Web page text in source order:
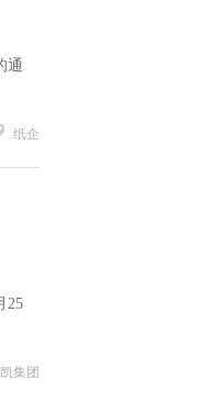
通
纸企
25
集团